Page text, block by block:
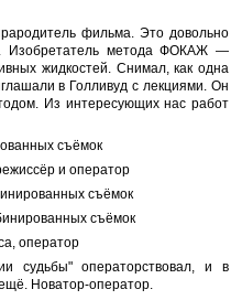
фильма. Это довольно
Изобретатель метода ФОКАЖ —
жидкостей. Снимал, как одна
в Голливуд с лекциями. Он
Из интересующих нас работ
съёмок
и оператор
съёмок
съёмок
оператор
судьбы" операторствовал, и в
Новатор-оператор.